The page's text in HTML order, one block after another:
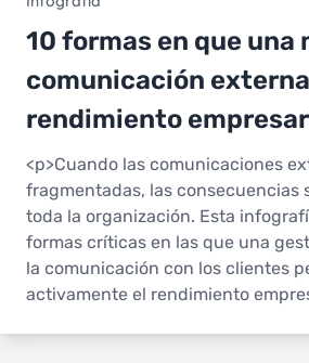
10 formas en que una
comunicación
rendimiento
<p>Cuando las comunicaciones
fragmentadas, las consecuencias
toda la organización. Esta
formas críticas en las que una
la comunicación con los clientes
activamente el rendimiento